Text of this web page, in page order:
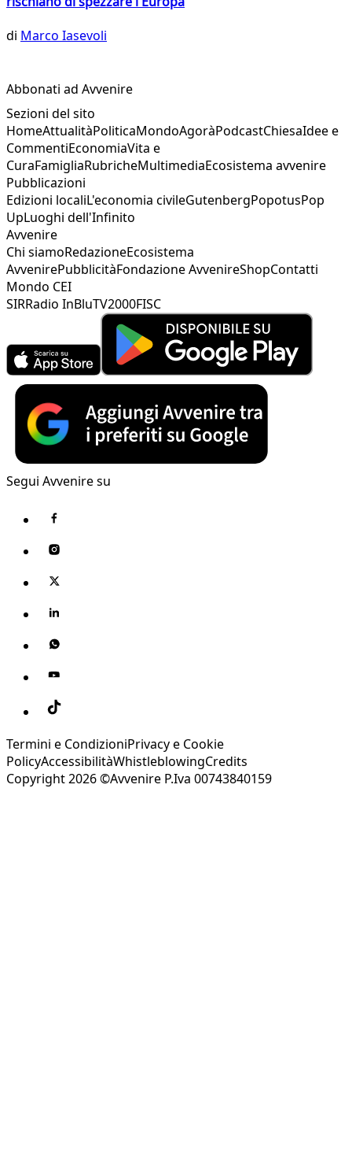
di Marco Iasevoli
Abbonati ad Avvenire
Sezioni del sito
HomeAttualitàPoliticaMondoAgoràPodcastChiesaIdee e
CommentiEconomiaVita e
CuraFamigliaRubricheMultimediaEcosistema avvenire
Pubblicazioni
Edizioni localiL'economia civileGutenbergPopotusPop
UpLuoghi dell'Infinito
Avvenire
Chi siamoRedazioneEcosistema
AvvenirePubblicitàFondazione AvvenireShopContatti
Mondo CEI
SIRRadio InBluTV2000FISC
Segui Avvenire su
Termini e CondizioniPrivacy e Cookie
PolicyAccessibilitàWhistleblowingCredits
Copyright 2026 ©Avvenire P.Iva 00743840159